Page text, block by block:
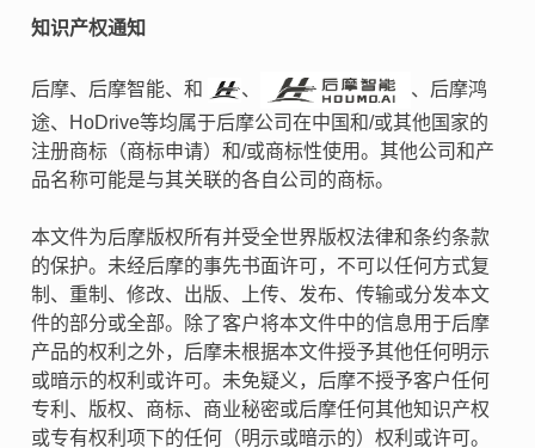
知识产权通知
后摩、后摩智能、和 、
、后摩鸿
途、HoDrive等均属于后摩公司在中国和/或其他国家的
注册商标（商标申请）和/或商标性使用。其他公司和产
品名称可能是与其关联的各自公司的商标。
本文件为后摩版权所有并受全世界版权法律和条约条款
的保护。未经后摩的事先书面许可，不可以任何方式复
制、重制、修改、出版、上传、发布、传输或分发本文
件的部分或全部。除了客户将本文件中的信息用于后摩
产品的权利之外，后摩未根据本文件授予其他任何明示
或暗示的权利或许可。未免疑义，后摩不授予客户任何
专利、版权、商标、商业秘密或后摩任何其他知识产权
或专有权利项下的任何（明示或暗示的）权利或许可。